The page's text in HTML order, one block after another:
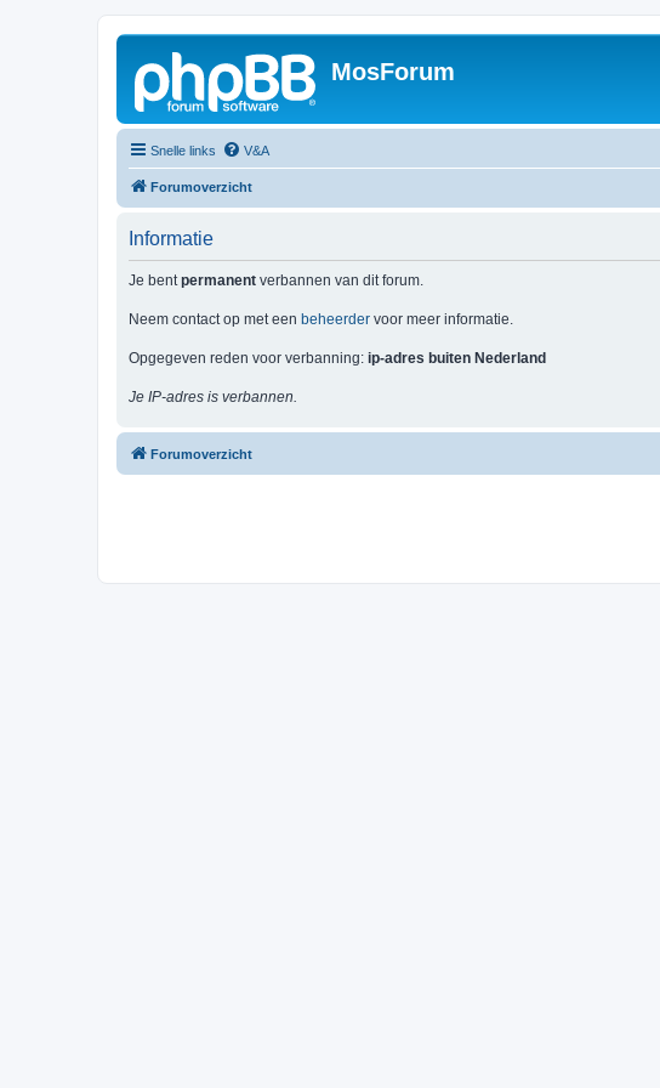
MosForum
Snelle links V&A
Forumoverzicht
Informatie
Je bentpermanent verbannen van dit forum.
Neem contact op met een beheerder voor meer informatie.
Opgegeven reden voor verbanning: ip-adres buiten Nederland
Je IP-adres is verbannen.
Forumoverzicht